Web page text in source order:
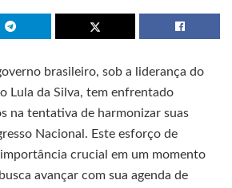
brasileiro, sob a liderança do
Lula da Silva, tem enfrentado
na tentativa de harmonizar suas
Nacional. Este esforço de
crucial em um momento
avançar com sua agenda de